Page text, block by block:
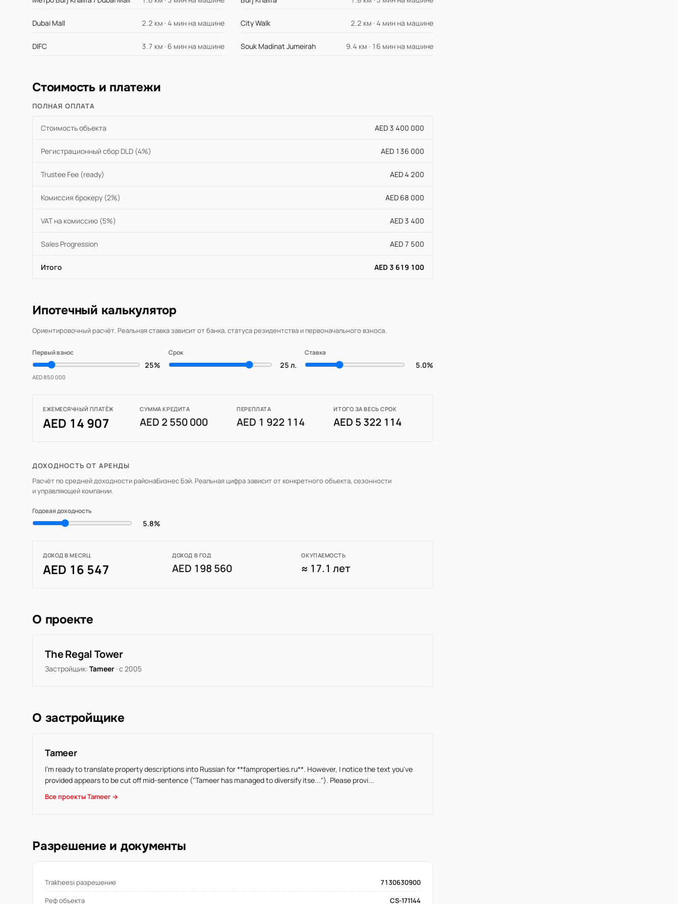
Dubai Mall 2.2 км · 4 мин на машине City Walk 2.2 км · 4 мин на машине
DIFC 3.7 км · 6 мин на машине Souk Madinat Jumeirah 9.4 км · 16 мин на машине
Стоимость и платежи
ПОЛНАЯ ОПЛАТА
Стоимость объекта AED 3 400 000
Регистрационный сбор DLD (4%) AED 136 000
Trustee Fee (ready) AED 4 200
Комиссия брокеру (2%) AED 68 000
VAT на комиссию (5%) AED 3 400
Sales Progression AED 7 500
Итого AED 3 619 100
Ипотечный калькулятор
Ориентировочный расчёт. Реальная ставка зависит от банка, статуса резидентства и первоначального взноса.
Первый взнос
25%
AED 850 000
Срок
25 л.
Ставка
5.0%
ЕЖЕМЕСЯЧНЫЙ ПЛАТЁЖ
AED 14 907
СУММА КРЕДИТА
AED 2 550 000
ПЕРЕПЛАТА
AED 1 922 114
ИТОГО ЗА ВЕСЬ СРОК
AED 5 322 114
ДОХОДНОСТЬ ОТ АРЕНДЫ
Расчёт по средней доходности районаБизнес Бэй . Реальная цифра зависит от конкретного объекта, сезонности
и управляющей компании.
Годовая доходность
5.8%
ДОХОД В МЕСЯЦ
AED 16 547
ДОХОД В ГОД
AED 198 560
ОКУПАЕМОСТЬ
≈ 17.1 лет
О проекте
The Regal Tower
Застройщик: Tameer · с 2005
О застройщике
Tameer
I'm ready to translate property descriptions into Russian for **famproperties.ru**. However, I notice the text you've
provided appears to be cut off mid-sentence ("Tameer has managed to diversify itse..."). Please provi...
Все проекты Tameer →
Разрешение и документы
Trakheesi разрешение
7130630900
Реф объекта
CS-171144